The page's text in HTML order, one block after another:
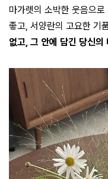
마가렛의 소박한 웃음으
좋고, 서양란의 고요한 기
없고, 그 안에 담긴 당신